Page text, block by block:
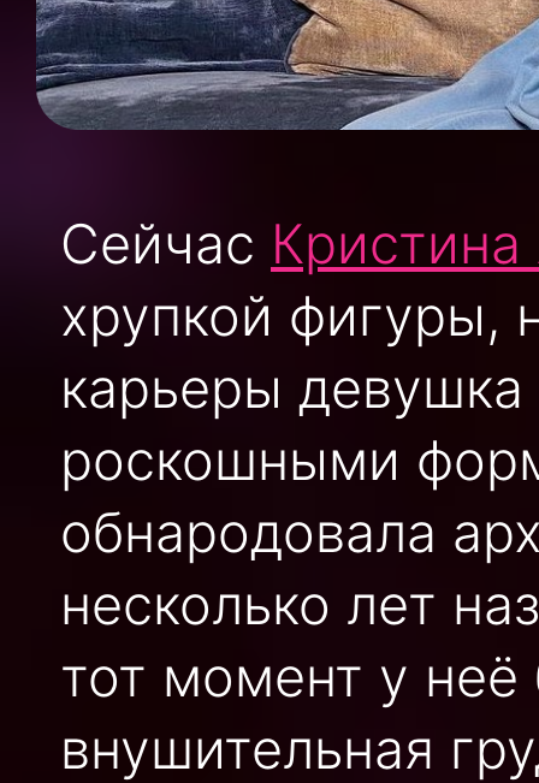
Сейчас
хрупкой фигуры,
карьеры девушка
роскошными
обнародовала
несколько лет
тот момент у
внушительная